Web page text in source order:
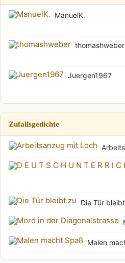
ManuelK.
thomashweber
Juergen1967
Zufallsgedichte
Die Tür
Malen